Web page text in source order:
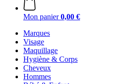
Mon panier 0,00 €
Marques
Visage
Maquillage
Hygiène & Corps
Cheveux
Hommes